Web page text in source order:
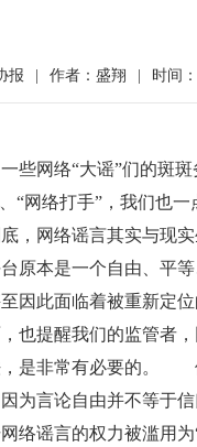
报 作者：盛翔 时间
些网络“大谣”们的斑
“网络打手”，我们也
网络谣言其实与现实
原本是一个自由、平
至因此面临着被重新定
也提醒我们的监管者
是非常有必要的。
为言论自由并不等于
络谣言的权力被滥用